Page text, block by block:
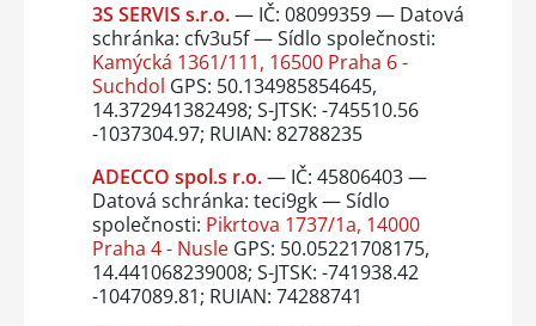
3S SERVIS s.r.o.— IČ: 08099359 — Datová
schránka: cfv3u5f — Sídlo společnosti:
Kamýcká 1361/111, 16500 Praha 6 -
Suchdol GPS: 50.134985854645,
14.372941382498; S-JTSK: -745510.56
-1037304.97; RUIAN: 82788235
ADECCO spol.s r.o.— IČ: 45806403 —
Datová schránka: teci9gk — Sídlo
společnosti: Pikrtova 1737/1a, 14000
Praha 4 - NusleGPS: 50.05221708175,
14.441068239008; S-JTSK: -741938.42
-1047089.81; RUIAN: 74288741